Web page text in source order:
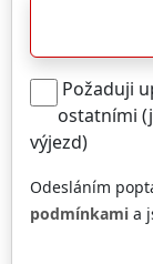
Požaduji
ostatními
výjezd)
Odesláním
podmínkami a